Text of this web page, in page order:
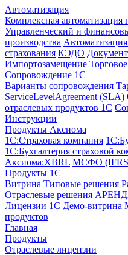
Автоматизация
Комплексная автоматизация
Управленческий и
производства
страхования КЭДО
Импортозамещение
Сопровождение 1С
Варианты сопровождения
ServiceLevelAgreement (SLA)
отраслевых продуктов 1С
Инструкции
Продукты Аксиома
1С:Страховая компания
1С:Бухгалтерия страховой
Аксиома:XBRL МСФО
Продукты 1С
Витрина Типовые решения
Отраслевые решения
Лицензии 1C Демо-витрина
продуктов
Главная
Продукты
Отраслевые лицензии